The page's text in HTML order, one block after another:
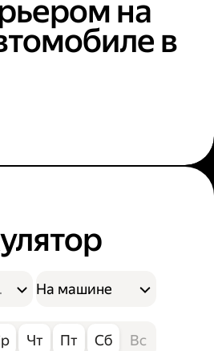
на
в
На машине
Чт Пт Сб Вс